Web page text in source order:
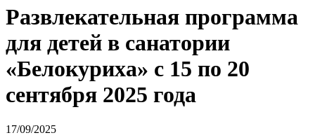
Развлекательная программа
для детей в санатории
«Белокуриха» с 15 по 20
сентября 2025 года
17/09/2025